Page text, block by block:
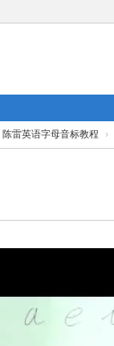
陈雷英语字母音标教程 ›